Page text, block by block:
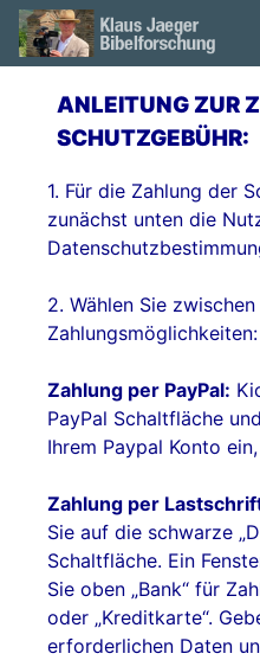
ANLEITUNG ZUR
SCHUTZGEBÜHR:
1. Für die Zahlung der
zunächst unten die
2. Wählen Sie
Zahlungsmöglichkeiten:
Zahlung per PayPal:
PayPal Schaltfläche
Ihrem Paypal Konto
Zahlung per
Sie auf die schwarze
Schaltfläche. Ein
Sie oben „Bank“ für
oder „Kreditkarte“.
erforderlichen Daten